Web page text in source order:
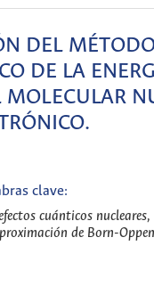
DEL
DE LA
clave:
cuánticos
de Born-